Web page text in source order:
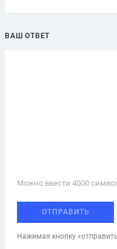
ВАШ ОТВЕТ
Можно ввести 4000
ОТПРАВИТЬ
Нажимая кнопку